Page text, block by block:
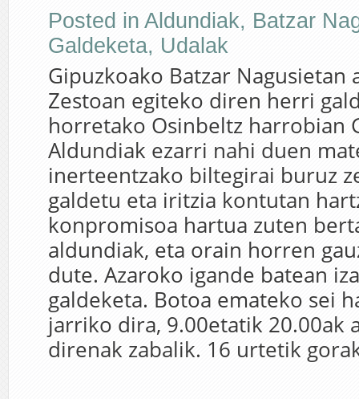
Posted in Aldundiak, Batzar
Galdeketa, Udalak
Gipuzkoako Batzar Nagusietan
Zestoan egiteko diren herri
horretako Osinbeltz harrobian
Aldundiak ezarri nahi duen
inerteentzako biltegirai buruz
galdetu eta iritzia kontutan
konpromisoa hartua zuten
aldundiak, eta orain horren
dute. Azaroko igande batean
galdeketa. Botoa emateko sei
jarriko dira, 9.00etatik 20.00ak
direnak zabalik. 16 urtetik